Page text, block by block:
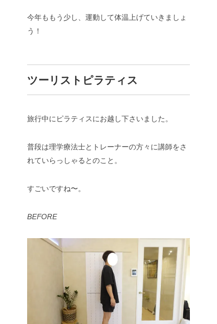
今年ももう少し、運動して体温上げていきましょ
う！
ツーリストピラティス
旅行中にピラティスにお越し下さいました。
普段は理学療法士とトレーナーの方々に講師をさ
れていらっしゃるとのこと。
すごいですね〜。
BEFORE